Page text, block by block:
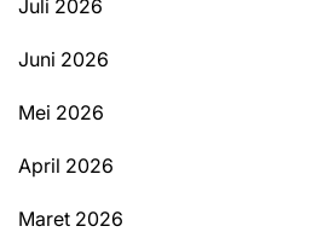
Juli 2026
Juni 2026
Mei 2026
April 2026
Maret 2026